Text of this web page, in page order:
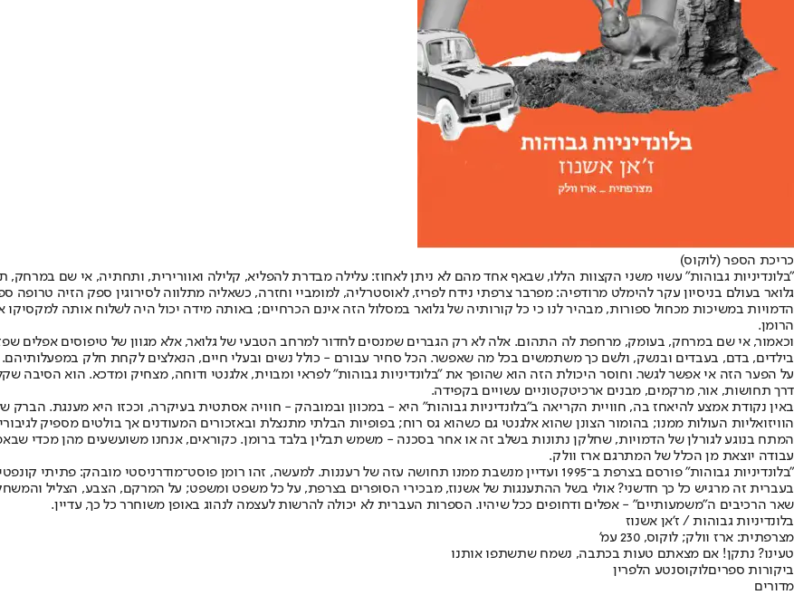
כריכת הספר (לוקוס)
"בלונדיניות גבוהות" עשוי משני הקצוות הללו, שבאף אחד מהם לא ניתן לאחוז: עלילה מבדרת להפליא, קלילה ואוורירית, ותחתיה, אי שם
גלואר בעולם בניסיון עקר להימלט מרודפיה: מפרבר צרפתי נידח לפריז, לאוסטרליה, למומביי וחזרה, כשאליה מתלווה לסירוגין ספק הזיה
הדמויות במשיכות מכחול ספורות, מבהיר לנו כי כל קורותיה של גלואר במסלול הזה אינם הכרחיים; באותה מידה יכול היה לשלוח אותה
הרומן.
וכאמור, אי שם במרחק, בעומק, מרחפת לה התהום. אלה לא רק הגברים שמנסים לחדור למרחב הטבעי של גלואר, אלא מגוון של טיפוסים אפלים
בילדים, בדם, בעבדים ובנשק, ולשם כך משתמשים בכל מה שאפשר. הכל סחיר עבורם - כולל נשים ובעלי חיים, הנאלצים לקחת חלק במפעלותיהם.
על הפער הזה אי אפשר לגשר. וחוסר היכולת הזה הוא שהופך את "בלונדיניות גבוהות" לפראי ומבוית, אלגנטי ודוחה, מצחיק ומדכא. הוא
דרך תחושות, אור, מרקמים, מבנים ארכיטקטוניים עשויים בקפידה.
באין נקודת אמצע להיאחז בה, חוויית הקריאה ב"בלונדיניות גבוהות" היא - במכוון ובמובהק - חוויה אסתטית בעיקרה, וככזו היא מענגת.
הוויזואליות העולות ממנו; בהומור הצונן שהוא אלגנטי גם כשהוא גס רוח; בפופיות הבלתי מתנצלת ובאזכורים המעודנים אך בולטים מספיק
המתח בנוגע לגורלן של הדמויות, שחלקן נתונות בשלב זה או אחר בסכנה - משמש תבלין בלבד ברומן. כקוראים, אנחנו משועשעים מהן מכדי
עבודה יוצאת מן הכלל של המתרגם ארז וולק.
"בלונדיניות גבוהות" פורסם בצרפת ב־1995 ועדיין מנשבת ממנו תחושה עזה של רעננות. למעשה, זהו רומן פוסט־מודרניסטי
בעברית זה מרגיש כל כך חדשני? אולי בשל ההתענגות של אשנוז, מבכירי הסופרים בצרפת, על כל משפט ומשפט; על המרקם, הצבע, הצליל
שאר הרכיבים ה"משמעותיים" - אפלים ודחופים ככל שיהיו. הספרות העברית לא יכולה להרשות לעצמה לנהוג באופן משוחרר כל כך, עדיין.
בלונדיניות גבוהות / ז'אן אשנוז
מצרפתית: ארז וולק; לוקוס, 230 עמ'
טעינו? נתקן! אם מצאתם טעות בכתבה, נשמח שתשתפו אותנו
ביקורות ספריםלוקוסנטע הלפרין
מדורים